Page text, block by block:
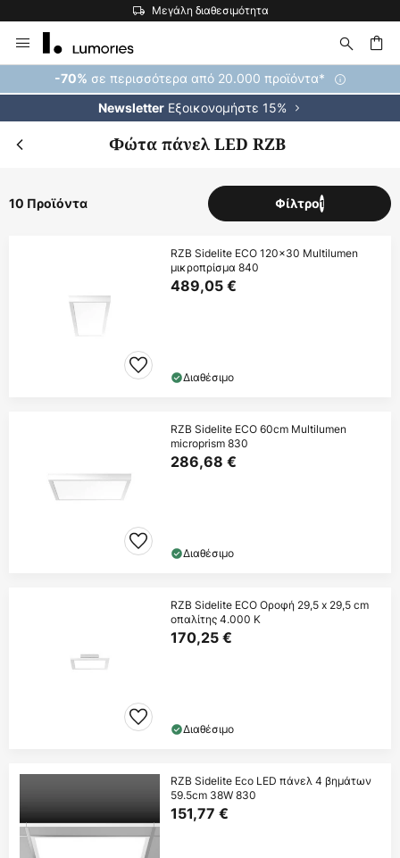
Μεγάλη διαθεσιμότητα
Μετάβαση
στο
περιεχόμενο
-70% σε περισσότερα από 20.000 προϊόντα*
Newsletter Εξοικονομήστε 15%
Φώτα πάνελ LED RZB
10 Προϊόντα Φίλτρο1
RZB Sidelite ECO 120x30 Multilumen
μικροπρίσμα 840
489,05 €
Διαθέσιμο
RZB Sidelite ECO 60cm Multilumen
microprism 830
286,68 €
Διαθέσιμο
RZB Sidelite ECO Οροφή 29,5 x 29,5 cm
οπαλίτης 4.000 K
170,25 €
Διαθέσιμο
RZB Sidelite Eco LED πάνελ 4 βημάτων
59.5cm 38W 830
151,77 €